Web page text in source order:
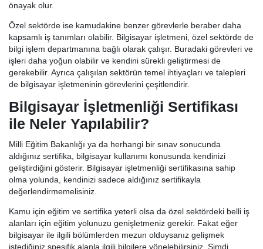
önayak olur.
Özel sektörde ise kamudakine benzer görevlerle beraber daha
kapsamlı iş tanımları olabilir. Bilgisayar işletmeni, özel sektörde de
bilgi işlem departmanına bağlı olarak çalışır. Buradaki görevleri ve
işleri daha yoğun olabilir ve kendini sürekli geliştirmesi de
gerekebilir. Ayrıca çalışılan sektörün temel ihtiyaçları ve talepleri
de bilgisayar işletmeninin görevlerini çeşitlendirir.
Bilgisayar İşletmenliği Sertifikası
ile Neler Yapılabilir?
Milli Eğitim Bakanlığı ya da herhangi bir sınav sonucunda
aldığınız sertifika, bilgisayar kullanımı konusunda kendinizi
geliştirdiğini gösterir. Bilgisayar işletmenliği sertifikasına sahip
olma yolunda, kendinizi sadece aldığınız sertifikayla
değerlendirmemelisiniz.
Kamu için eğitim ve sertifika yeterli olsa da özel sektördeki belli iş
alanları için eğitim yolunuzu genişletmeniz gerekir. Fakat eğer
bilgisayar ile ilgili bölümlerden mezun olduysanız gelişmek
istediğiniz spesifik alanla ilgili bilgilere yönelebilirsiniz. Şimdi